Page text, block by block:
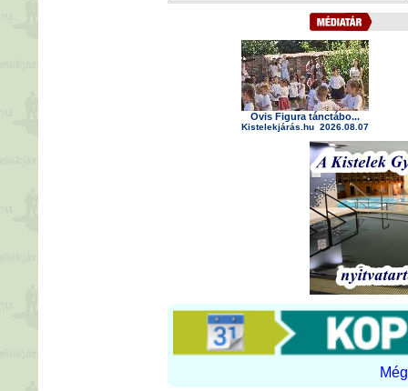
Ovis Figura tánctábo...
Kistelekjárás.hu 2026.08.07